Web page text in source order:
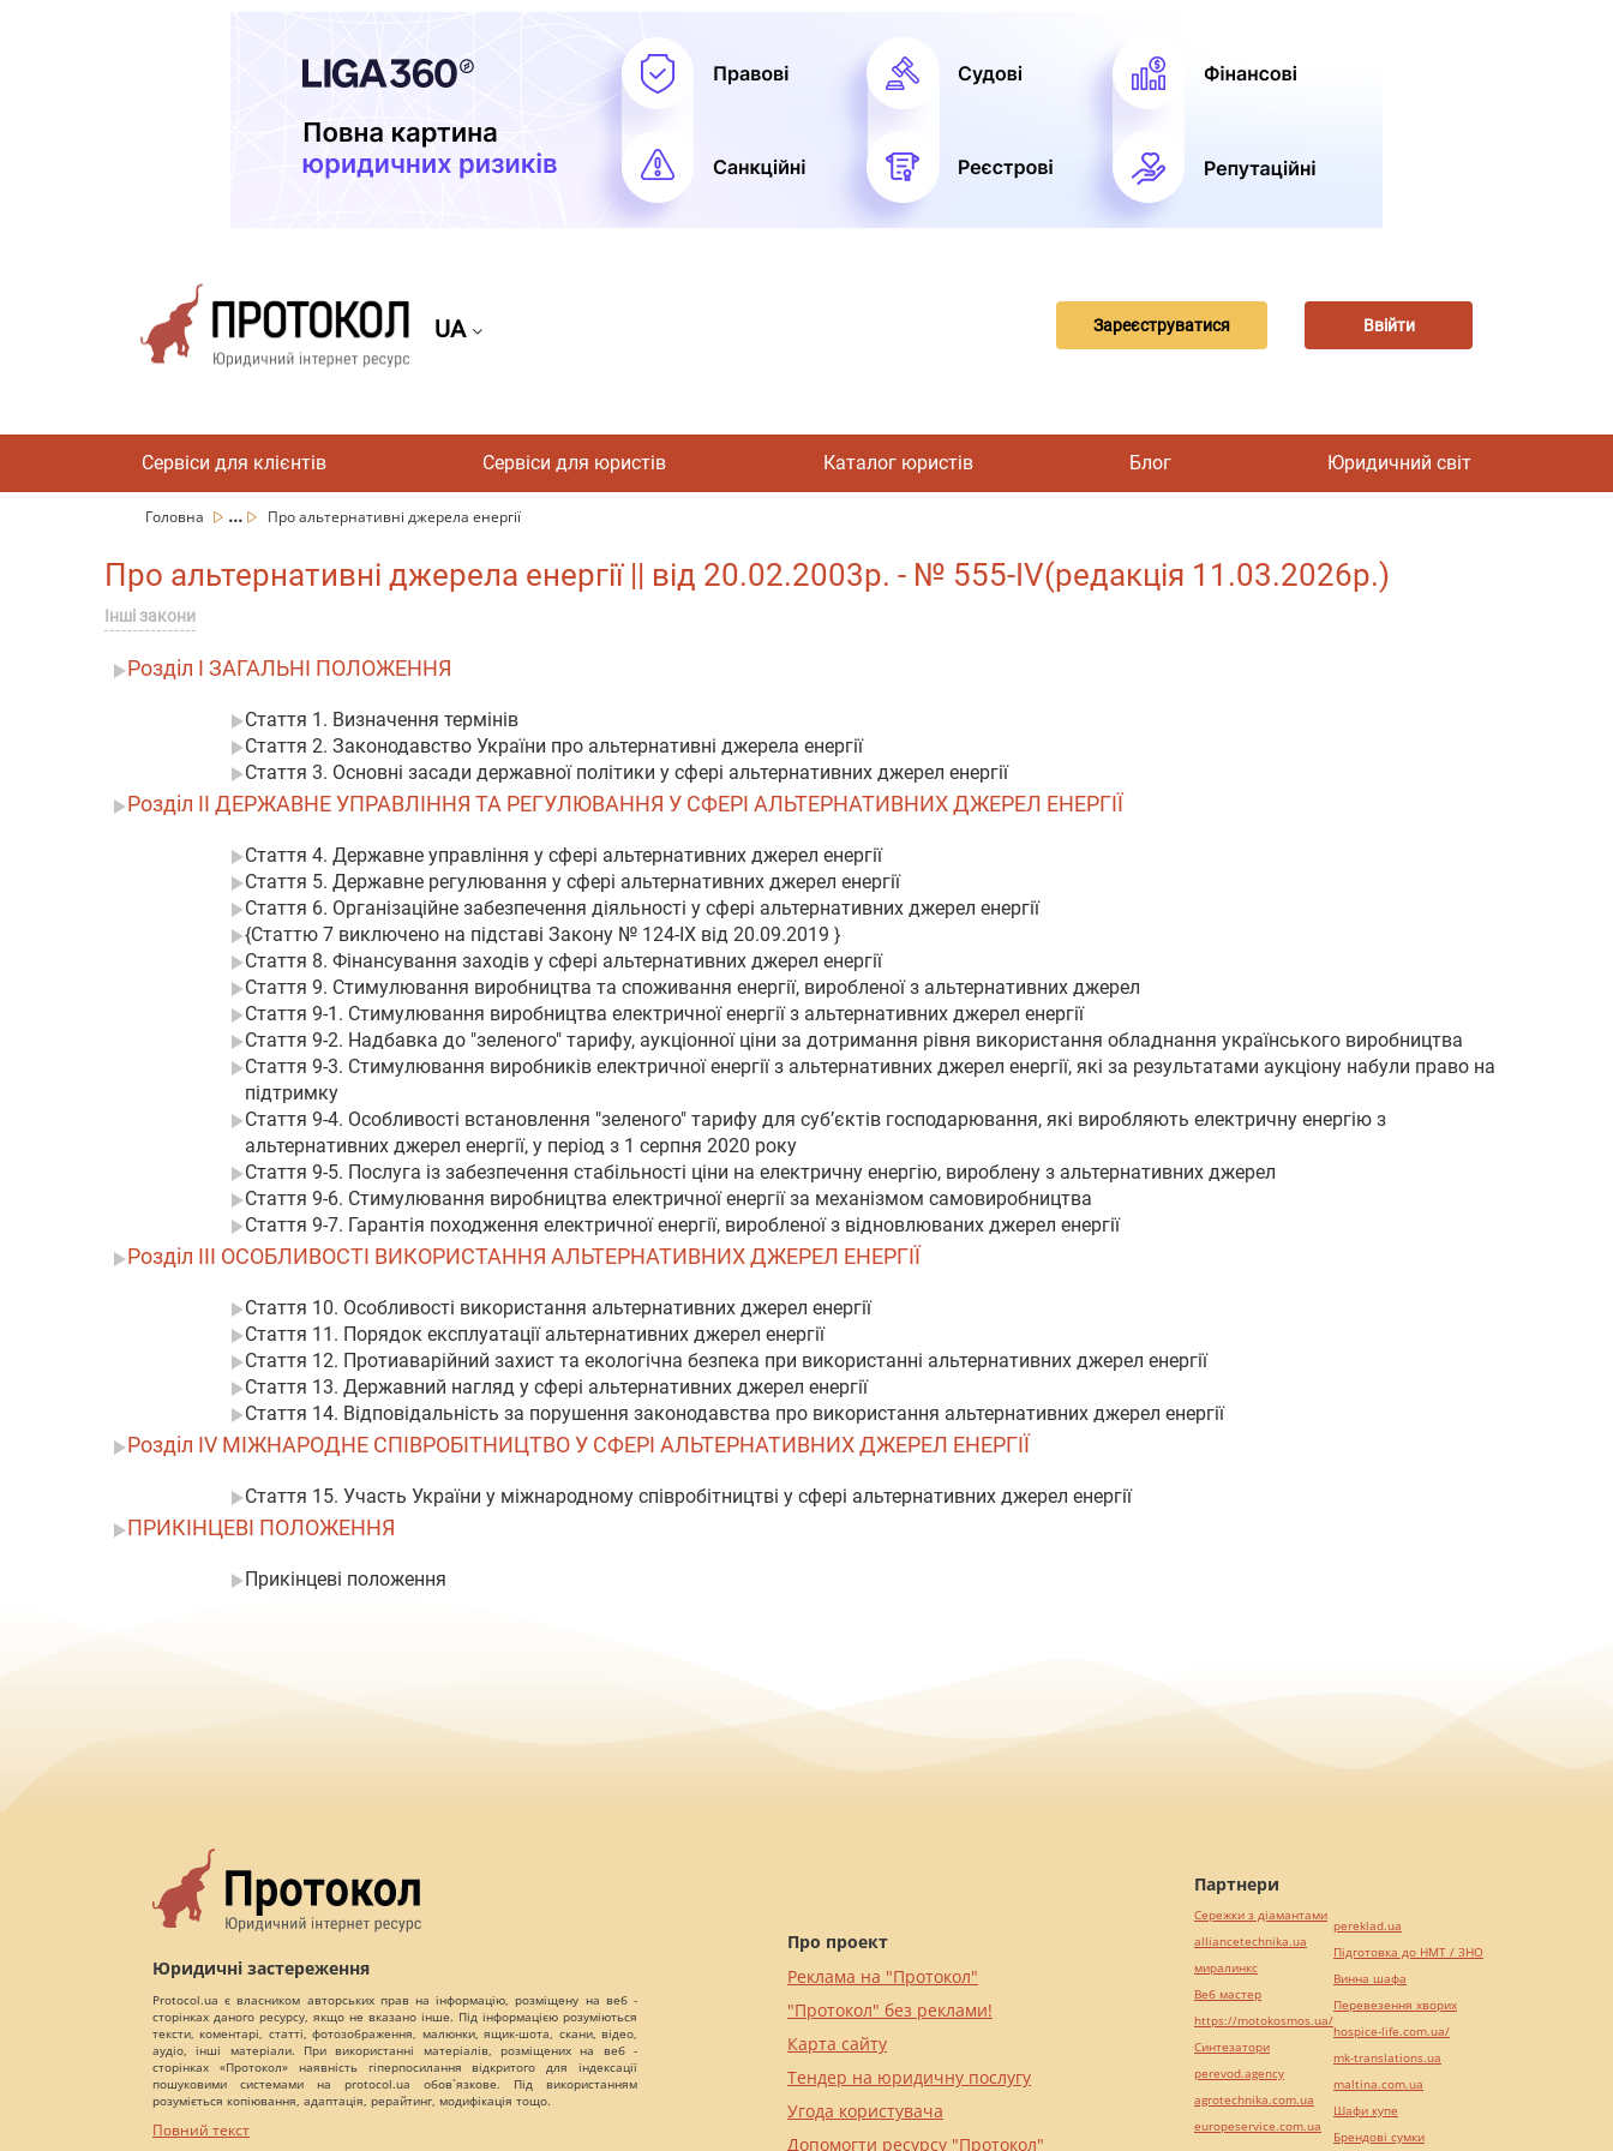
UA Зареєструватися Ввійти
Сервіси для клієнтів Сервіси для юристів Каталог юристів Блог Юридичний світ
Головна ... Про альтернативні джерела енергії
Про альтернативні джерела енергії || від 20.02.2003р. - № 555-IV(редакція 11.03.2026р.)
Інші закони
Розділ I ЗАГАЛЬНІ ПОЛОЖЕННЯ
Стаття 1. Визначення термінів
Стаття 2. Законодавство України про альтернативні джерела енергії
Стаття 3. Основні засади державної політики у сфері альтернативних джерел енергії
Розділ II ДЕРЖАВНЕ УПРАВЛІННЯ ТА РЕГУЛЮВАННЯ У СФЕРІ АЛЬТЕРНАТИВНИХ ДЖЕРЕЛ ЕНЕРГІЇ
Стаття 4. Державне управління у сфері альтернативних джерел енергії
Стаття 5. Державне регулювання у сфері альтернативних джерел енергії
Стаття 6. Організаційне забезпечення діяльності у сфері альтернативних джерел енергії
{Статтю 7 виключено на підставі Закону № 124-IX від 20.09.2019 }
Стаття 8. Фінансування заходів у сфері альтернативних джерел енергії
Стаття 9. Стимулювання виробництва та споживання енергії, виробленої з альтернативних джерел
Стаття 9-1. Стимулювання виробництва електричної енергії з альтернативних джерел енергії
Стаття 9-2. Надбавка до "зеленого" тарифу, аукціонної ціни за дотримання рівня використання обладнання українського виробництва
Стаття 9-3. Стимулювання виробників електричної енергії з альтернативних джерел енергії, які за результатами аукціону набули право на
підтримку
Стаття 9-4. Особливості встановлення "зеленого" тарифу для суб’єктів господарювання, які виробляють електричну енергію з
альтернативних джерел енергії, у період з 1 серпня 2020 року
Стаття 9-5. Послуга із забезпечення стабільності ціни на електричну енергію, вироблену з альтернативних джерел
Стаття 9-6. Стимулювання виробництва електричної енергії за механізмом самовиробництва
Стаття 9-7. Гарантія походження електричної енергії, виробленої з відновлюваних джерел енергії
Розділ III ОСОБЛИВОСТІ ВИКОРИСТАННЯ АЛЬТЕРНАТИВНИХ ДЖЕРЕЛ ЕНЕРГІЇ
Стаття 10. Особливості використання альтернативних джерел енергії
Стаття 11. Порядок експлуатації альтернативних джерел енергії
Стаття 12. Протиаварійний захист та екологічна безпека при використанні альтернативних джерел енергії
Стаття 13. Державний нагляд у сфері альтернативних джерел енергії
Стаття 14. Відповідальність за порушення законодавства про використання альтернативних джерел енергії
Розділ IV МІЖНАРОДНЕ СПІВРОБІТНИЦТВО У СФЕРІ АЛЬТЕРНАТИВНИХ ДЖЕРЕЛ ЕНЕРГІЇ
Стаття 15. Участь України у міжнародному співробітництві у сфері альтернативних джерел енергії
ПРИКІНЦЕВІ ПОЛОЖЕННЯ
Прикінцеві положення
Юридичні застереження
Protocol.ua є власником авторських прав на інформацію, розміщену на веб -
сторінках даного ресурсу, якщо не вказано інше. Під інформацією розуміються
тексти, коментарі, статті, фотозображення, малюнки, ящик-шота, скани, відео,
аудіо, інші матеріали. При використанні матеріалів, розміщених на веб -
сторінках «Протокол» наявність гіперпосилання відкритого для індексації
пошуковими системами на protocol.ua обов`язкове. Під використанням
розуміється копіювання, адаптація, рерайтинг, модифікація тощо.
Повний текст
Про проект
Реклама на "Протокол"
"Протокол" без реклами!
Карта сайту
Тендер на юридичну послугу
Угода користувача
Допомогти ресурсу "Протокол"
Партнери
Сережки з діамантами
alliancetechnika.ua
миралинкс
Веб мастер
https://motokosmos.ua/
Синтезатори
perevod.agency
agrotechnika.com.ua
europeservice.com.ua
pereklad.ua
Підготовка до НМТ / ЗНО
Винна шафа
Перевезення хворих
hospice-life.com.ua/
mk-translations.ua
maltina.com.ua
Шафи купе
Брендові сумки